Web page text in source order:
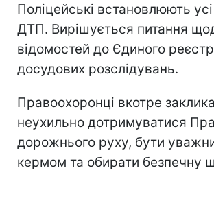
Поліцейські встановлюють
ДТП. Вирішується питання
відомостей до Єдиного
досудових розслідувань.
Правоохоронці вкотре
неухильно дотримуватися
дорожнього руху, бути
кермом та обирати безпечну